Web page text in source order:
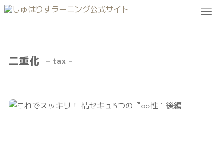
二重化 – tax –